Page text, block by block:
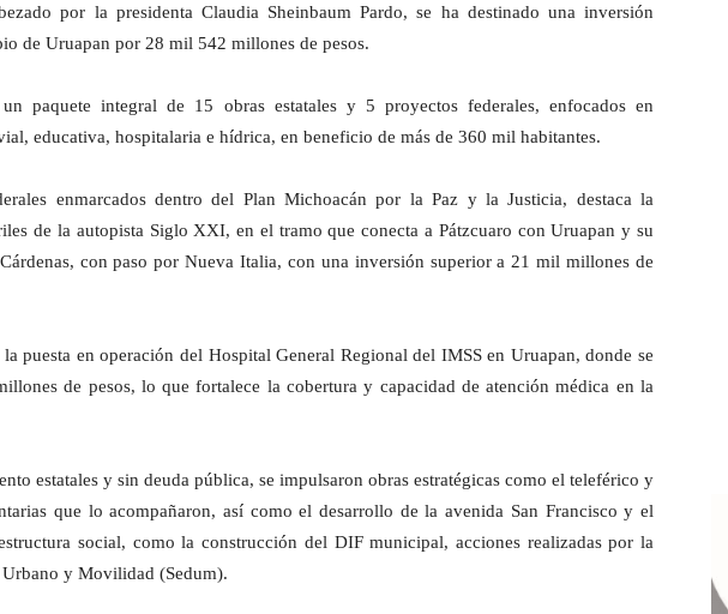
por la presidenta Claudia Sheinbaum Pardo, se ha destinado una inversión
de Uruapan por 28 mil 542 millones de pesos.
paquete integral de 15 obras estatales y 5 proyectos federales, enfocados en
educativa, hospitalaria e hídrica, en beneficio de más de 360 mil habitantes.
enmarcados dentro del Plan Michoacán por la Paz y la Justicia, destaca la
de la autopista Siglo XXI, en el tramo que conecta a Pátzcuaro con Uruapan y su
con paso por Nueva Italia, con una inversión superior a 21 mil millones de
puesta en operación del Hospital General Regional del IMSS en Uruapan, donde se
de pesos, lo que fortalece la cobertura y capacidad de atención médica en la
estatales y sin deuda pública, se impulsaron obras estratégicas como el teleférico y
que lo acompañaron, así como el desarrollo de la avenida San Francisco y el
social, como la construcción del DIF municipal, acciones realizadas por la
Urbano y Movilidad (Sedum).